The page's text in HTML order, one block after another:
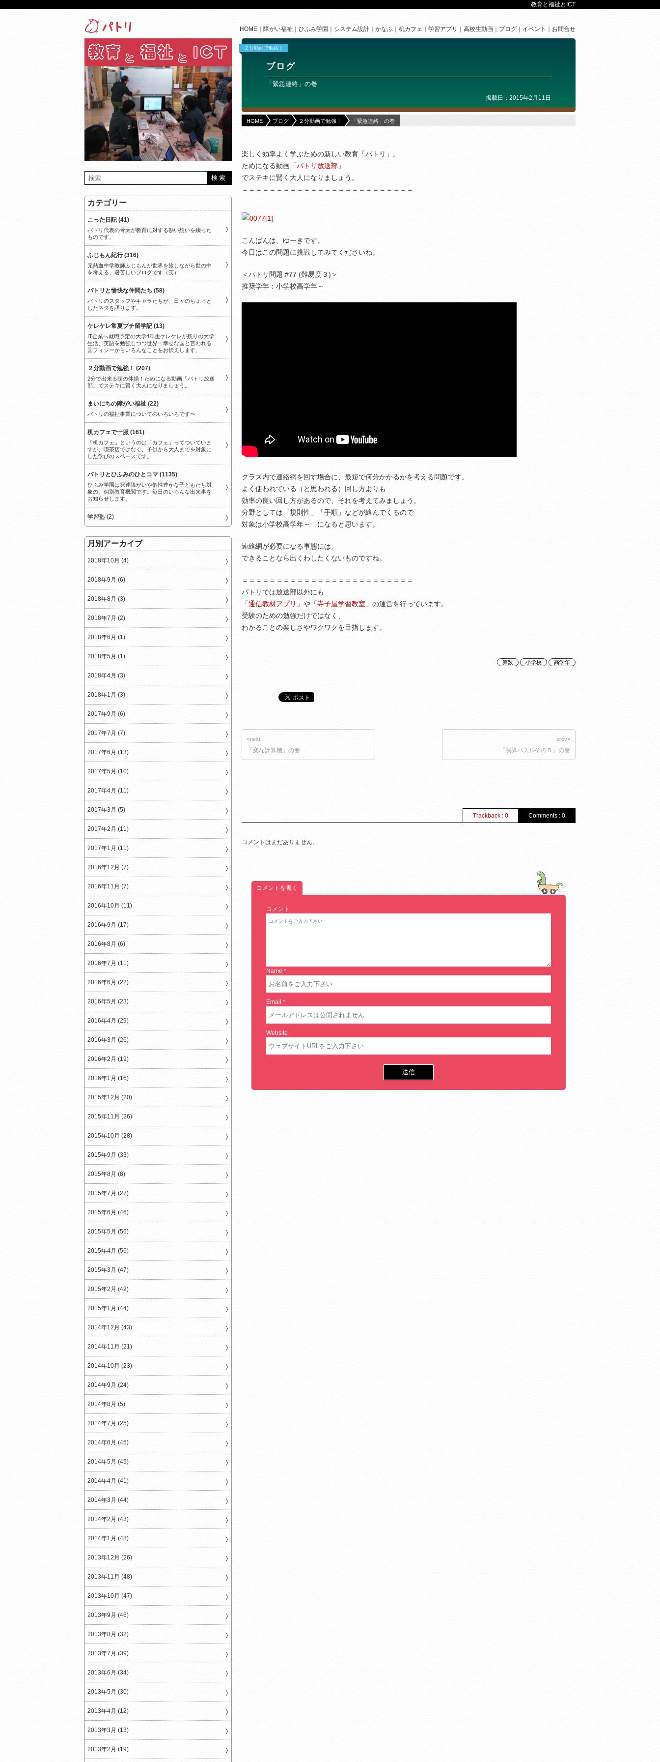
教育と福祉とICT
HOME 障がい福祉 ひふみ学園 システム設計 かなふ 机カフェ 学習アプリ 高校生動画 ブログ イベント お問合せ
２分動画で勉強！
ブログ
「緊急連絡」の巻
掲載日：2015年2月11日
HOME ブログ ２分動画で勉強！ 「緊急連絡」の巻
楽しく効率よく学ぶための新しい教育「パトリ」。
ためになる動画 「パトリ放送部」
でステキに賢く大人になりましょう。
＝＝＝＝＝＝＝＝＝＝＝＝＝＝＝＝＝＝＝＝＝＝＝＝＝
こんばんは、ゆーきです。
今日はこの問題に挑戦してみてくださいね。
＜パトリ問題 #77 (難易度３)＞
推奨学年：小学校高学年～
クラス内で連絡網を回す場合に、最短で何分かかるかを考える問題です。
よく使われている（と思われる）回し方よりも
効率の良い回し方があるので、それを考えてみましょう。
分野としては「規則性」「手順」などが絡んでくるので
対象は小学校高学年～ になると思います。
連絡網が必要になる事態には、
できることなら出くわしたくないものですね。
＝＝＝＝＝＝＝＝＝＝＝＝＝＝＝＝＝＝＝＝＝＝＝＝＝
パトリでは放送部以外にも
「通信教材アプリ」 や 「寺子屋学習教室」 の運営を行っています。
受験のための勉強だけではなく、
わかることの楽しさやワクワクを目指します。
算数 小学校 高学年
«next
「変な計算機」の巻
prev»
「演算パズルその５」の巻
Comments : 0
Trackback : 0
コメントはまだありません。
コメントを書く
コメント
Name *
Email *
Website
カテゴリー
こった日記 (41)
パトリ代表の骨太が教育に対する熱い想いを綴った
ものです。
ふじもん紀行 (316)
元熱血中学教師ふじもんが世界を旅しながら世の中
を考える、暑苦しいブログです（笑）
パトリと愉快な仲間たち (58)
パトリのスタッフやキャラたちが、日々のちょっと
したネタを語ります。
ケレケレ常夏プチ留学記 (13)
IT企業へ就職予定の大学4年生ケレケレが残りの大学
生活、英語を勉強しつつ世界一幸せな国と言われる
国フィジーからいろんなことをお伝えします。
２分動画で勉強！ (207)
2分で出来る頭の体操！ためになる動画「パトリ放送
部」でステキに賢く大人になりましょう。
まいにちの障がい福祉 (22)
パトリの福祉事業についてのいろいろです〜
机カフェで一服 (161)
「机カフェ」というのは「カフェ」ってついていま
すが、喫茶店ではなく、子供から大人までを対象に
した学びのスペースです。
パトリとひふみのひとコマ (1135)
ひふみ学園は発達障がいや個性豊かな子どもたち対
象の、個別教育機関です。毎日のいろんな出来事を
お知らせします。
学習塾 (2)
月別アーカイブ
2018年10月 (4)
2018年9月 (6)
2018年8月 (3)
2018年7月 (2)
2018年6月 (1)
2018年5月 (1)
2018年4月 (3)
2018年1月 (3)
2017年9月 (6)
2017年7月 (7)
2017年6月 (13)
2017年5月 (10)
2017年4月 (11)
2017年3月 (5)
2017年2月 (11)
2017年1月 (11)
2016年12月 (7)
2016年11月 (7)
2016年10月 (11)
2016年9月 (17)
2016年8月 (6)
2016年7月 (11)
2016年6月 (22)
2016年5月 (23)
2016年4月 (29)
2016年3月 (26)
2016年2月 (19)
2016年1月 (16)
2015年12月 (20)
2015年11月 (26)
2015年10月 (28)
2015年9月 (33)
2015年8月 (8)
2015年7月 (27)
2015年6月 (46)
2015年5月 (56)
2015年4月 (56)
2015年3月 (47)
2015年2月 (42)
2015年1月 (44)
2014年12月 (43)
2014年11月 (21)
2014年10月 (23)
2014年9月 (24)
2014年8月 (5)
2014年7月 (25)
2014年6月 (45)
2014年5月 (45)
2014年4月 (41)
2014年3月 (44)
2014年2月 (43)
2014年1月 (48)
2013年12月 (26)
2013年11月 (48)
2013年10月 (47)
2013年9月 (46)
2013年8月 (32)
2013年7月 (39)
2013年6月 (34)
2013年5月 (30)
2013年4月 (12)
2013年3月 (13)
2013年2月 (19)